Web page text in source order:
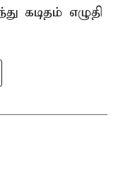
கடிதம் எழுதி